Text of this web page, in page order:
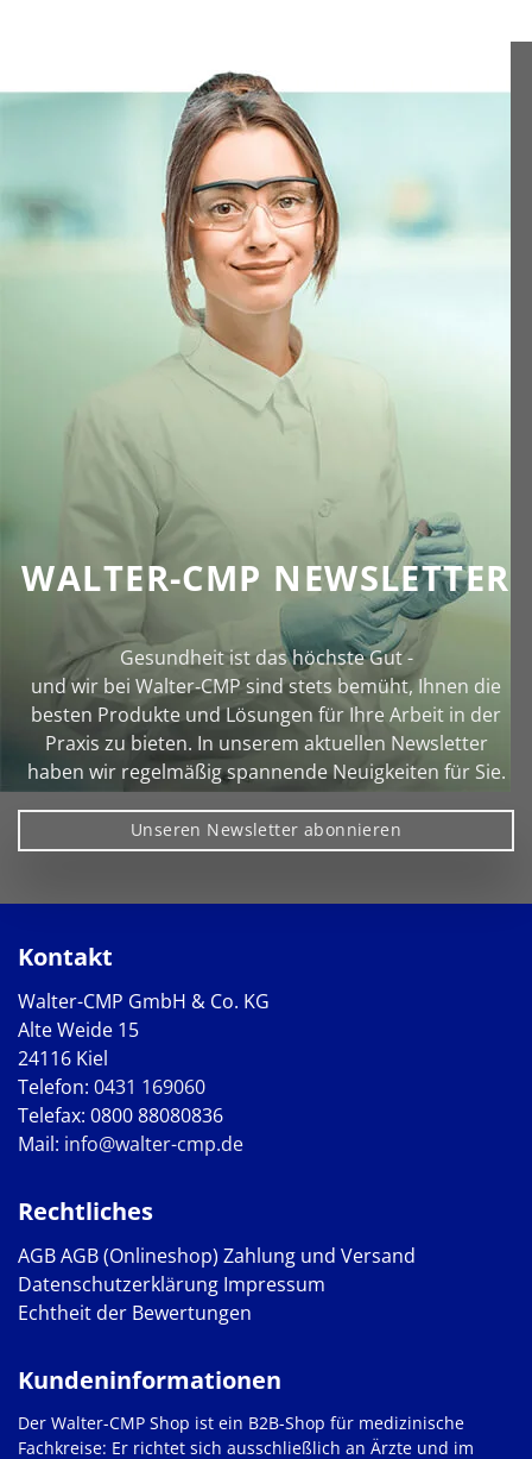
WALTER-CMP NEWSLETTER
Gesundheit ist das höchste Gut -
und wir bei Walter‑CMP sind stets bemüht, Ihnen die
besten Produkte und Lösungen für Ihre Arbeit in der
Praxis zu bieten. In unserem aktuellen Newsletter
haben wir regelmäßig spannende Neuigkeiten für Sie.
Unseren Newsletter abonnieren
Kontakt
Walter-CMP GmbH & Co. KG
Alte Weide 15
24116 Kiel
Telefon: 0431 169060
Telefax: 0800 88080836
Mail: info@walter-cmp.de
Rechtliches
AGBAGB (Onlineshop) Zahlung und Versand
Datenschutzerklärung Impressum
Echtheit der Bewertungen
Kundeninformationen
Der Walter-CMP Shop ist ein B2B-Shop für medizinische
Fachkreise: Er richtet sich ausschließlich an Ärzte und im